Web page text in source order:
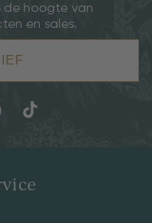
de hoogte van
en sales.